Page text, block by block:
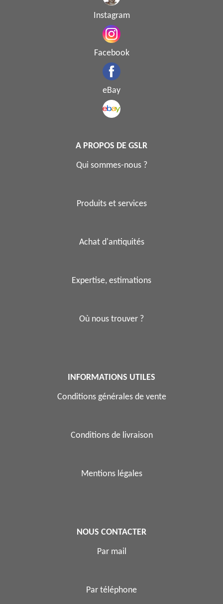
Instagram
Facebook
eBay
A PROPOS DE GSLR
Qui sommes-nous ?
Produits et services
Achat d'antiquités
Expertise, estimations
Où nous trouver ?
INFORMATIONS UTILES
Conditions générales de vente
Conditions de livraison
Mentions légales
NOUS CONTACTER
Par mail
Par téléphone